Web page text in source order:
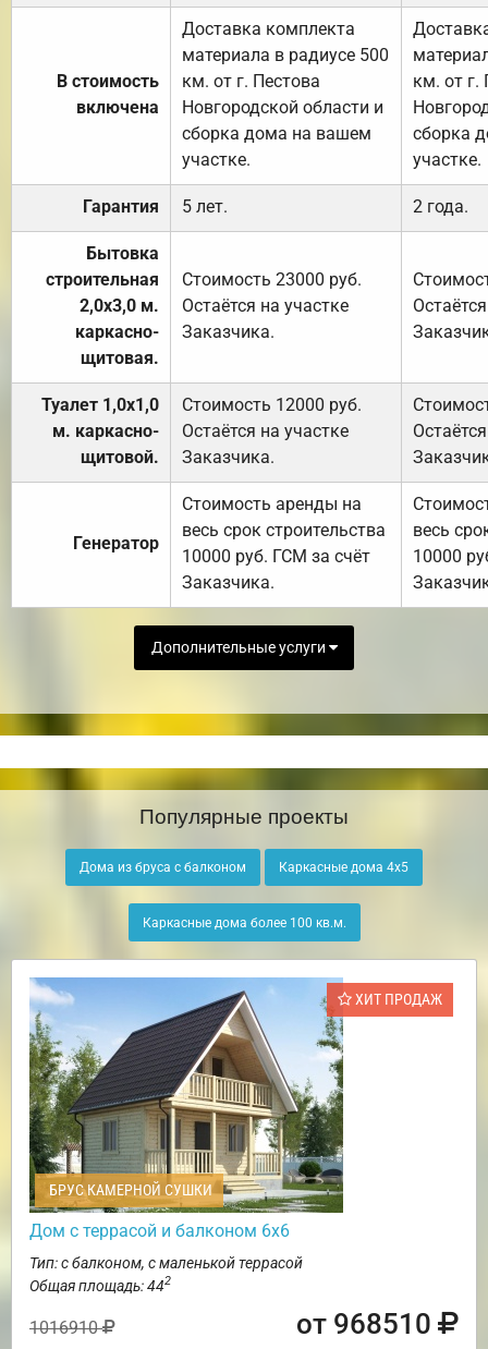
В стоимость
включена
Доставка комплекта
материала в радиусе 500
км. от г. Пестова
Новгородской области и
сборка дома на вашем
участке.
км. от г.
сборка
участке.
Гарантия 5 лет. 2 года.
Бытовка
строительная
2,0х3,0 м.
каркасно-
щитовая.
Стоимость 23000 руб.
Остаётся на участке
Заказчика.
Туалет 1,0х1,0
м. каркасно-
щитовой.
Стоимость 12000 руб.
Остаётся на участке
Заказчика.
Генератор
Стоимость аренды на
весь срок строительства
10000 руб. ГСМ за счёт
Заказчика.
весь
10000
Дополнительные услуги
Популярные проекты
Дома из бруса с балконом Каркасные дома 4х5
Каркасные дома более 100 кв.м.
ХИТ ПРОДАЖ
БРУС КАМЕРНОЙ СУШКИ
Дом с террасой и балконом 6х6
Тип: с балконом, с маленькой террасой
Общая площадь: 442
1016910 от 968510